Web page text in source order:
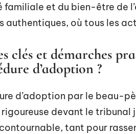
et du bien-être de
authentiques, où tous les
clés et démarches
d’adoption ?
d’adoption par le beau-
devant le tribunal
tant pour